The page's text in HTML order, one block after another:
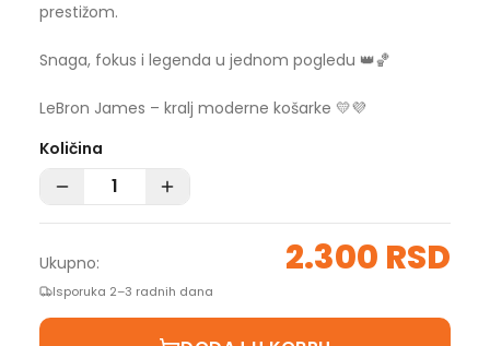
prestižom.
Snaga, fokus i legenda u jednom pogledu 👑🏀
LeBron James – kralj moderne košarke 💛💜
Količina
Ukupno: 2.300 RSD
Isporuka 2–3 radnih dana